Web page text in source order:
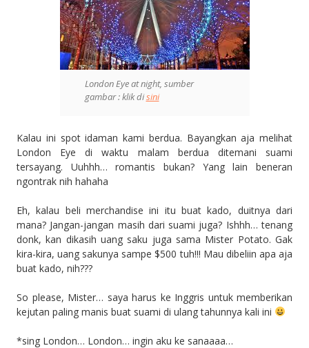
London Eye at night, sumber
gambar : klik disini
Kalau ini spot idaman kami berdua. Bayangkan aja melihat
London Eye di waktu malam berdua ditemani suami
tersayang. Uuhhh… romantis bukan? Yang lain beneran
ngontrak nih hahaha
Eh, kalau beli merchandise ini itu buat kado, duitnya dari
mana? Jangan-jangan masih dari suami juga? Ishhh… tenang
donk, kan dikasih uang saku juga sama Mister Potato. Gak
kira-kira, uang sakunya sampe $500 tuh!!! Mau dibeliin apa aja
buat kado, nih???
So please, Mister… saya harus ke Inggris untuk memberikan
kejutan paling manis buat suami di ulang tahunnya kali ini
*sing London… London… ingin aku ke sanaaaa…